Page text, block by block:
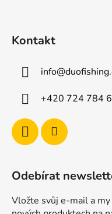
Kontakt
info@
+420 724 784
Odebírat
Vložte svůj e-mail a